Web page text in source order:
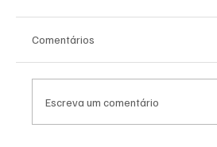
Comentários
Escreva um comentário